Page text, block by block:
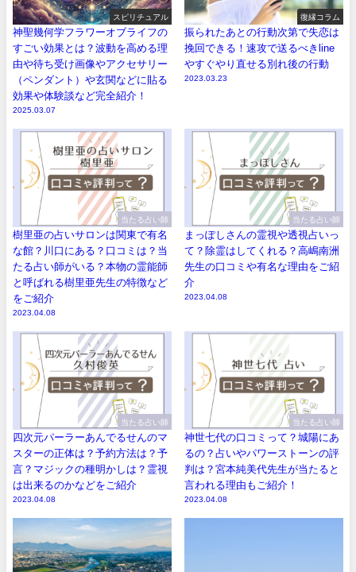
スピリチュアル
神聖幾何学フラワーオブライフの
すごい効果とは？波動を高める理
由や待ち受け画像やアクセサリー
（ペンダント）や玄関などに貼る
効果や体験談など完全紹介！
2025.03.07
復縁コラム
振られたあとの行動次第で失恋は
挽回できる！速攻で送るべきline
やすぐやり直せる別れ後の行動
2023.03.23
当たる占い師
樹里亜の占いサロンは関東で有名
な館？川口にある？口コミは？当
たる占い師がいる？本物の霊能師
と呼ばれる樹里亜先生の特徴など
をご紹介
2023.04.08
当たる占い師
まっぽしさんの霊視や透視占いっ
て？除霊はしてくれる？高嶋南洲
先生の口コミや有名な理由をご紹
介
2023.04.08
当たる占い師
四次元パーラーあんでるせんのマ
スターの正体は？予約方法は？予
言？マジックの種明かしは？霊視
は出来るのかなどをご紹介
2023.04.08
当たる占い師
神世七代の口コミって？城陽にあ
るの？占いやパワーストーンの評
判は？宮本純美代先生が当たると
言われる理由もご紹介！
2023.04.08